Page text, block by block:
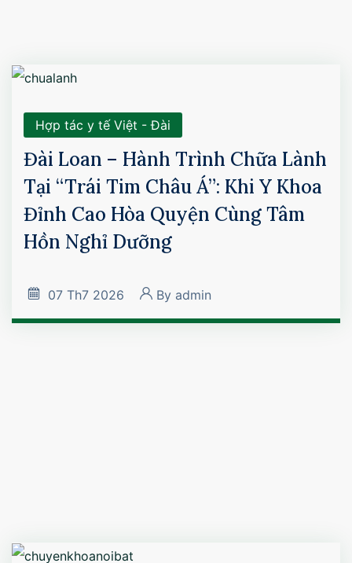
Hợp tác y tế Việt - Đài
Đài Loan – Hành Trình Chữa Lành
Tại “Trái Tim Châu Á”: Khi Y Khoa
Đỉnh Cao Hòa Quyện Cùng Tâm
Hồn Nghỉ Dưỡng
07 Th7 2026 By admin